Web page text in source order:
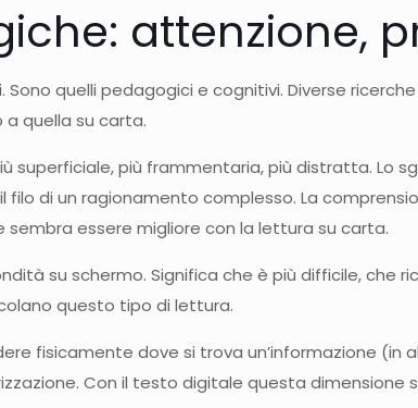
attenzione,
quelli pedagogici e cognitivi. Diverse
quella su carta.
superficiale, più frammentaria, più distratta. Lo
di un ragionamento complesso. La
essere migliore con la lettura su carta.
su schermo. Significa che è più difficile, che
questo tipo di lettura.
fisicamente dove si trova un’informazione
Con il testo digitale questa dimensione